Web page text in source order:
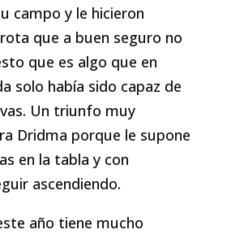
campo y le hicieron
que a buen seguro no
que es algo que en
solo había sido capaz de
Un triunfo muy
Dridma porque le supone
en la tabla y con
ascendiendo.
año tiene mucho